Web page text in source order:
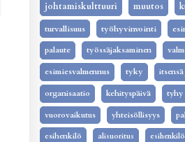
johtamiskulttuuri
muutos
turvallisuus
työhyvinvointi
palaute työssäjaksaminen
esimiesvalmennus tyky
organisaatio kehityspäivä tyhy
vuorovaikutus yhteisöllisyys
esihenkilö
alisuoritus